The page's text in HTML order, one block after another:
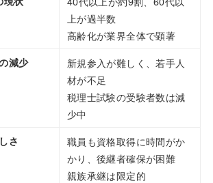
上が過半数
高齢化が業界全体で顕著
減少
新規参入が難しく、若手人
材が不足
税理士試験の受験者数は減
少中
さ
職員も資格取得に時間がか
かり、後継者確保が困難
親族承継は限定的